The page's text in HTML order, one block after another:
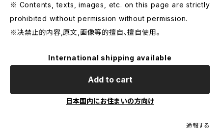
※ Contents, texts, images, etc. on this page are strictly
prohibited without permission without permission.
※决禁止的内容,原文,画像等的擅自、擅自使用。
International shipping available
Add to cart
日本国内にお住まいの方向け
通報する